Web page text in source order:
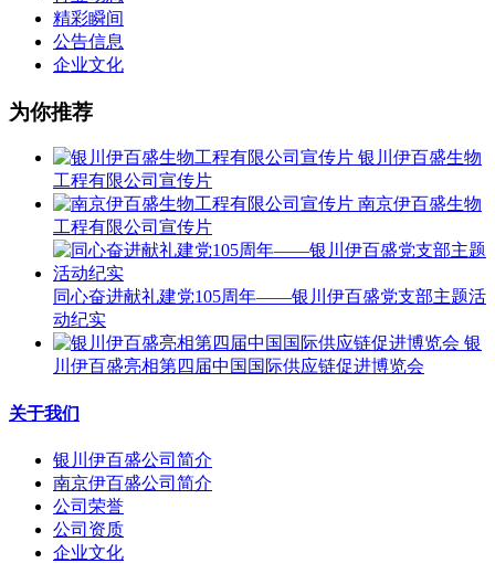
精彩瞬间
公告信息
企业文化
为你推荐
银川伊百盛生物
工程有限公司宣传片
南京伊百盛生物
工程有限公司宣传片
同心奋进献礼建党105周年——银川伊百盛党支部主题活
动纪实
银
川伊百盛亮相第四届中国国际供应链促进博览会
关于我们
银川伊百盛公司简介
南京伊百盛公司简介
公司荣誉
公司资质
企业文化